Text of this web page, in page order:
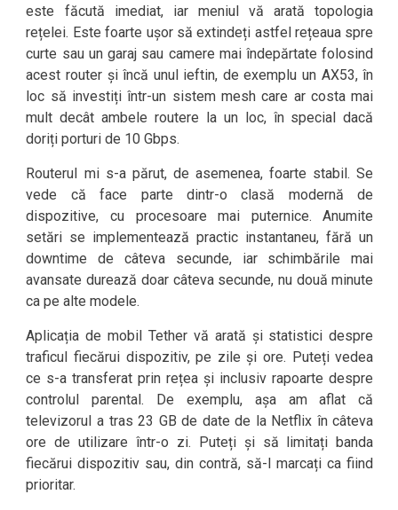
este făcută imediat, iar meniul vă arată topologia
rețelei. Este foarte ușor să extindeți astfel rețeaua spre
curte sau un garaj sau camere mai îndepărtate folosind
acest router și încă unul ieftin, de exemplu un AX53, în
loc să investiți într-un sistem mesh care ar costa mai
mult decât ambele routere la un loc, în special dacă
doriți porturi de 10 Gbps.
Routerul mi s-a părut, de asemenea, foarte stabil. Se
vede că face parte dintr-o clasă modernă de
dispozitive, cu procesoare mai puternice. Anumite
setări se implementează practic instantaneu, fără un
downtime de câteva secunde, iar schimbările mai
avansate durează doar câteva secunde, nu două minute
ca pe alte modele.
Aplicația de mobil Tether vă arată și statistici despre
traficul fiecărui dispozitiv, pe zile și ore. Puteți vedea
ce s-a transferat prin rețea și inclusiv rapoarte despre
controlul parental. De exemplu, așa am aflat că
televizorul a tras 23 GB de date de la Netflix în câteva
ore de utilizare într-o zi. Puteți și să limitați banda
fiecărui dispozitiv sau, din contră, să-l marcați ca fiind
prioritar.